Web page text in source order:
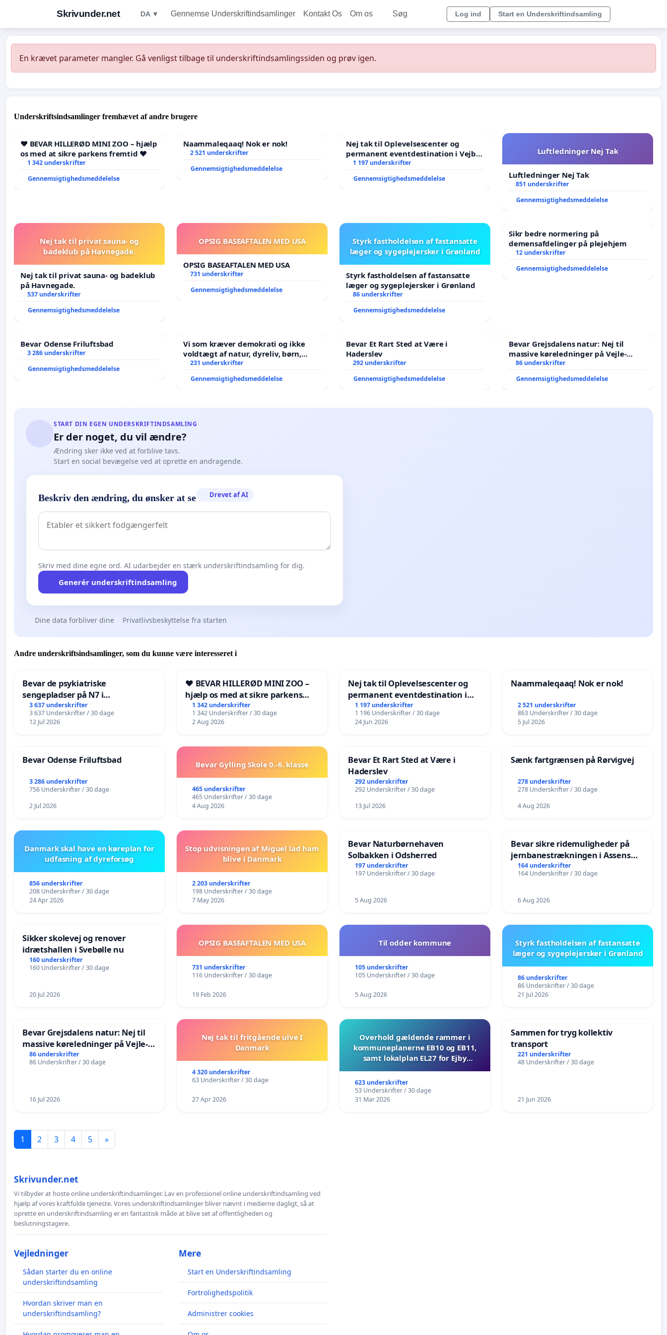
Skrivunder.net DA ▼ Gennemse Underskriftindsamlinger Kontakt Os Om os Søg Log ind Start en Underskriftindsamling
En krævet parameter mangler. Gå venligst tilbage til underskriftindsamlingssiden og prøv igen.
Underskriftsindsamlinger fremhævet af andre brugere
❤️ BEVAR HILLERØD MINI ZOO – hjælp
os med at sikre parkens fremtid ❤️
1 342 underskrifter
Gennemsigtighedsmeddelelse
Naammaleqaaq! Nok er nok!
2 521 underskrifter
Gennemsigtighedsmeddelelse
Nej tak til Oplevelsescenter og
permanent eventdestination i Vejby
- Ja tak til et levende lokalområde i
1 197 underskrifter
Gennemsigtighedsmeddelelse
Luftledninger Nej Tak
Luftledninger Nej Tak
851 underskrifter
Gennemsigtighedsmeddelelse
Nej tak til privat sauna- og
badeklub på Havnegade.
Nej tak til privat sauna- og badeklub
på Havnegade.
537 underskrifter
Gennemsigtighedsmeddelelse
OPSIG BASEAFTALEN MED USA
OPSIG BASEAFTALEN MED USA
731 underskrifter
Gennemsigtighedsmeddelelse
Styrk fastholdelsen af fastansatte
læger og sygeplejersker i Grønland
Styrk fastholdelsen af fastansatte
læger og sygeplejersker i Grønland
86 underskrifter
Gennemsigtighedsmeddelelse
Sikr bedre normering på
demensafdelinger på plejehjem
12 underskrifter
Gennemsigtighedsmeddelelse
Bevar Odense Friluftsbad
3 286 underskrifter
Gennemsigtighedsmeddelelse
Vi som kræver demokrati og ikke
voldtægt af natur, dyreliv, børn,
unge Borgene har sagt NEJ i mange
231 underskrifter
Gennemsigtighedsmeddelelse
Bevar Et Rart Sted at Være i
Haderslev
292 underskrifter
Gennemsigtighedsmeddelelse
Bevar Grejsdalens natur: Nej til
massive køreledninger på Vejle-
Struer-banen
86 underskrifter
Gennemsigtighedsmeddelelse
START DIN EGEN UNDERSKRIFTINDSAMLING
Er der noget, du vil ændre?
Ændring sker ikke ved at forblive tavs.
Start en social bevægelse ved at oprette en andragende.
Beskriv den ændring, du ønsker at se Drevet af AI
Skriv med dine egne ord. AI udarbejder en stærk underskriftindsamling for dig.
Generér underskriftindsamling
Dine data forbliver dine Privatlivsbeskyttelse fra starten
Andre underskriftsindsamlinger, som du kunne være interesseret i
Bevar de psykiatriske
sengepladser på N7 i
Frederikshavn
3 637 underskrifter
3 637 Underskrifter / 30 dage
12 Jul 2026
❤️ BEVAR HILLERØD MINI ZOO –
hjælp os med at sikre parkens
fremtid ❤️
1 342 underskrifter
1 342 Underskrifter / 30 dage
2 Aug 2026
Nej tak til Oplevelsescenter og
permanent eventdestination i
Vejby - Ja tak til et levende
lokalområde i balance
1 197 underskrifter
1 196 Underskrifter / 30 dage
24 Jun 2026
Naammaleqaaq! Nok er nok!
2 521 underskrifter
863 Underskrifter / 30 dage
5 Jul 2026
Bevar Odense Friluftsbad
3 286 underskrifter
756 Underskrifter / 30 dage
2 Jul 2026
Bevar Gylling Skole 0.-6. klasse
465 underskrifter
465 Underskrifter / 30 dage
4 Aug 2026
Bevar Et Rart Sted at Være i
Haderslev
292 underskrifter
292 Underskrifter / 30 dage
13 Jul 2026
Sænk fartgrænsen på Rørvigvej
278 underskrifter
278 Underskrifter / 30 dage
4 Aug 2026
Danmark skal have en køreplan for
udfasning af dyreforsøg
856 underskrifter
208 Underskrifter / 30 dage
24 Apr 2026
Stop udvisningen af Miguel lad ham
blive i Danmark
2 203 underskrifter
198 Underskrifter / 30 dage
7 May 2026
Bevar Naturbørnehaven
Solbakken i Odsherred
197 underskrifter
197 Underskrifter / 30 dage
5 Aug 2026
Bevar sikre ridemuligheder på
jernbanestrækningen i Assens
Kommune
164 underskrifter
164 Underskrifter / 30 dage
6 Aug 2026
Sikker skolevej og renover
idrætshallen i Svebølle nu
160 underskrifter
160 Underskrifter / 30 dage
20 Jul 2026
OPSIG BASEAFTALEN MED USA
731 underskrifter
116 Underskrifter / 30 dage
19 Feb 2026
Til odder kommune
105 underskrifter
105 Underskrifter / 30 dage
5 Aug 2026
Styrk fastholdelsen af fastansatte
læger og sygeplejersker i Grønland
86 underskrifter
86 Underskrifter / 30 dage
21 Jul 2026
Bevar Grejsdalens natur: Nej til
massive køreledninger på Vejle-
Struer-banen
86 underskrifter
86 Underskrifter / 30 dage
16 Jul 2026
Nej tak til fritgående ulve I
Danmark
4 320 underskrifter
63 Underskrifter / 30 dage
27 Apr 2026
Overhold gældende rammer i
kommuneplanerne EB10 og EB11,
samt lokalplan EL27 for Ejby
623 underskrifter
53 Underskrifter / 30 dage
31 Mar 2026
Sammen for tryg kollektiv
transport
221 underskrifter
48 Underskrifter / 30 dage
21 Jun 2026
1 2 3 4 5 »
Skrivunder.net
Vi tilbyder at hoste online underskriftindsamlinger. Lav en professionel online underskriftindsamling ved
hjælp af vores kraftfulde tjeneste. Vores underskriftindsamlinger bliver nævnt i medierne dagligt, så at
oprette en underskriftindsamling er en fantastisk måde at blive set af offentligheden og
beslutningstagere.
Vejledninger
Sådan starter du en online
underskriftindsamling
Hvordan skriver man en
underskriftindsamling?
Mere
Start en Underskriftindsamling
Fortrolighedspolitik
Administrer cookies